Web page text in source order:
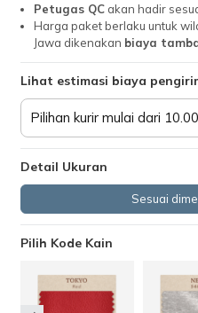
Petugas QC akan hadir
Harga paket berlaku untuk
Jawa dikenakan biaya
Lihat estimasi biaya
Pilihan kurir mulai dari
Detail Ukuran
Sesuai
Pilih Kode Kain